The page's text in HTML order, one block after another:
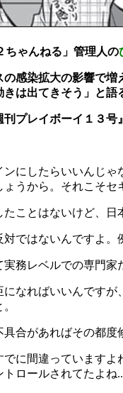
ちゃんねる」管理人の
感染拡大の影響で増
は出てきそう」と
プレイボーイ１３号
にしたらいいんじゃ
うから。それこそ
ことはないけど、日
ではないんですよ。
務レベルでの専門家
なればいいんですが
合があればその都度
に間違っていますよ
ロールされてたよね